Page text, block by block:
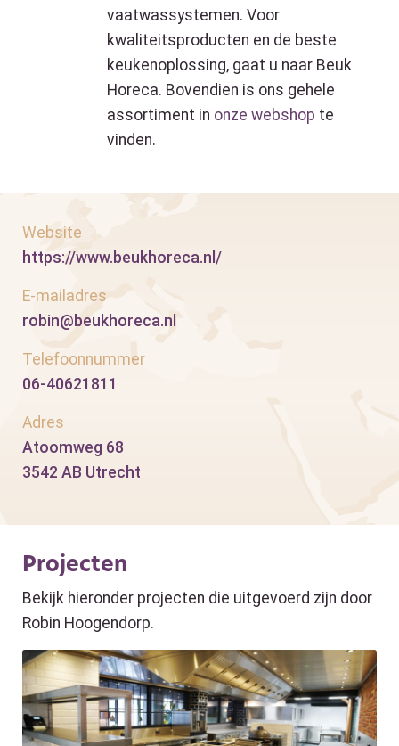
vaatwassystemen. Voor
kwaliteitsproducten en de beste
keukenoplossing, gaat u naar Beuk
Horeca. Bovendien is ons gehele
assortiment in onze webshop te
vinden.
Website
https://www.beukhoreca.nl/
E-mailadres
robin@beukhoreca.nl
Telefoonnummer
06-40621811
Adres
Atoomweg 68
3542 AB Utrecht
Projecten
Bekijk hieronder projecten die uitgevoerd zijn door
Robin Hoogendorp.